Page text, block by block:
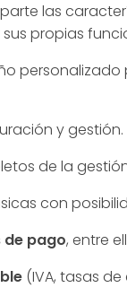
las
propias
y gestión.
de la
con
pago, entre
(IVA, tasas